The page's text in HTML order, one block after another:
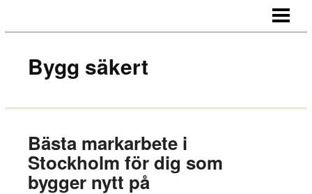
KONTAKT
Bygg säkert
Bästa markarbete i
Stockholm för dig som
bygger nytt på